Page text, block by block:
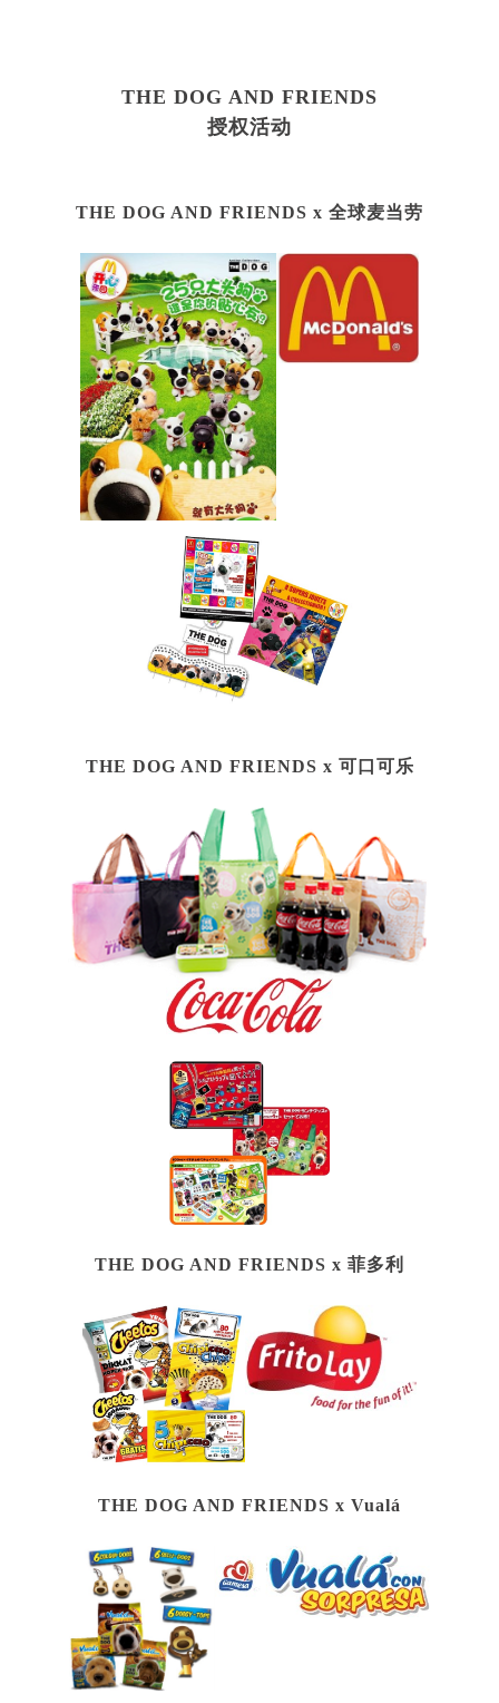
THE DOG AND FRIENDS
授权活动
THE DOG AND FRIENDS x 全球麦当劳
THE DOG AND FRIENDS x 可口可乐
THE DOG AND FRIENDS x 菲多利
THE DOG AND FRIENDS x Vualá